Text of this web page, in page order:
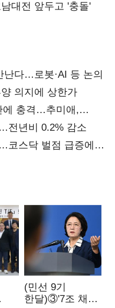
대전 앞두고 '충돌'
난다…로봇·AI 등 논의
의지에 상한가
에 충격…추미애,
전년비 0.2% 감소
코스닥 벌점 급증에
(민선 9기
한달)③'7조 채무'